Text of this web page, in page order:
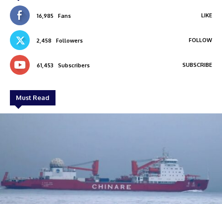
16,985 Fans LIKE
2,458 Followers FOLLOW
61,453 Subscribers SUBSCRIBE
Must Read